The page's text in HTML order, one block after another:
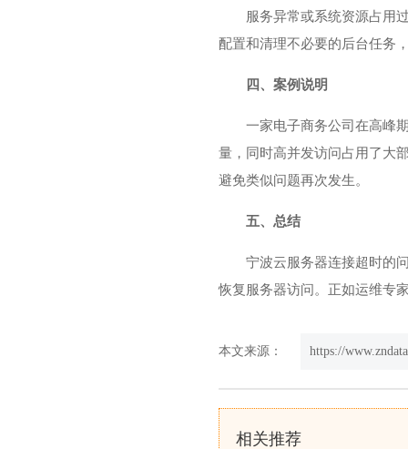
服务异常或系统资源占用
配置和清理不必要的后台任务
四、案例说明
一家电子商务公司在高峰
量，同时高并发访问占用了大
避免类似问题再次发生。
五、总结
宁波云服务器连接超时的
恢复服务器访问。正如运维专
本文来源： https://
相关推荐